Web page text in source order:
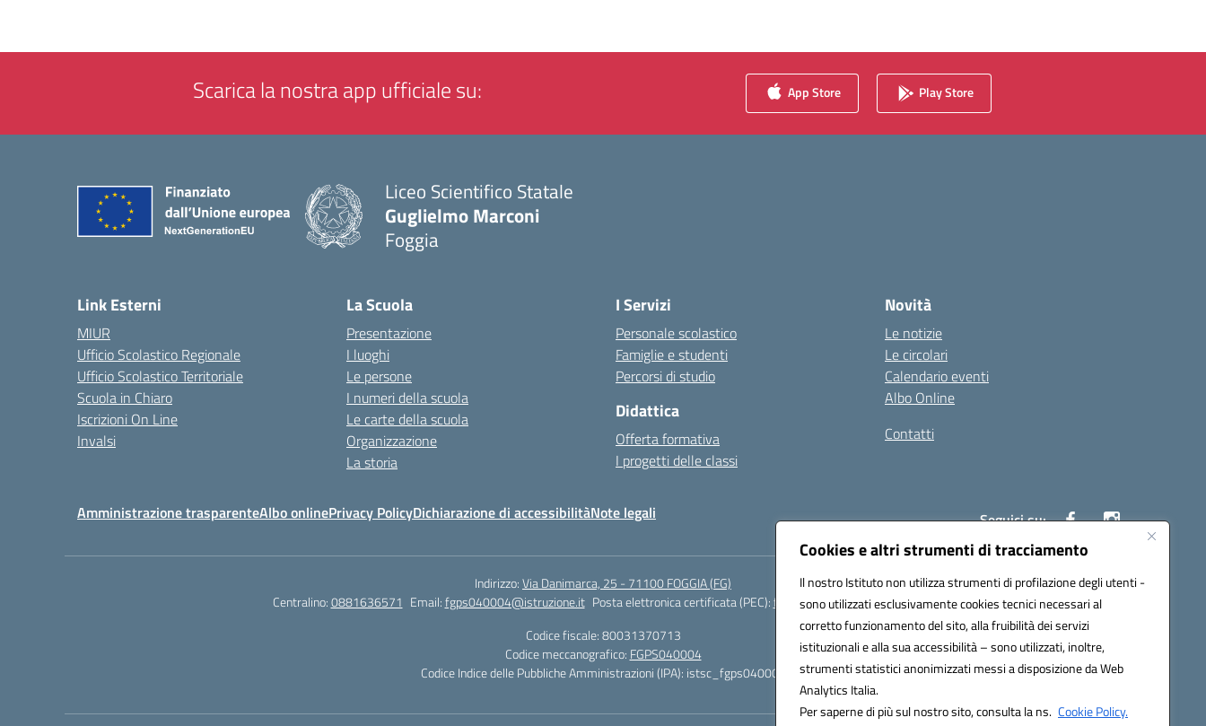
Cookies e altri strumenti di tracciamento
Il nostro Istituto non utilizza strumenti di profilazione degli utenti -
sono utilizzati esclusivamente cookies tecnici necessari al
corretto funzionamento del sito, alla fruibilità dei servizi
istituzionali e alla sua accessibilità – sono utilizzati, inoltre,
strumenti statistici anonimizzati messi a disposizione da Web
Analytics Italia.
Per saperne di più sul nostro sito, consulta la ns. Cookie Policy.
Scarica la nostra app ufficiale su: App Store Play Store
Liceo Scientifico Statale
Guglielmo Marconi
Foggia
Link Esterni
MIUR
Ufficio Scolastico Regionale
Ufficio Scolastico Territoriale
Scuola in Chiaro
Iscrizioni On Line
Invalsi
La Scuola
Presentazione
I luoghi
Le persone
I numeri della scuola
Le carte della scuola
Organizzazione
La storia
I Servizi
Personale scolastico
Famiglie e studenti
Percorsi di studio
Didattica
Offerta formativa
I progetti delle classi
Novità
Le notizie
Le circolari
Calendario eventi
Albo Online
Contatti
Amministrazione trasparenteAlbo onlinePrivacy PolicyDichiarazione di accessibilitàNote legali Seguici su:
Indirizzo:Via Danimarca, 25 - 71100 FOGGIA (FG)
Centralino:0881636571 Email:fgps040004@istruzione.it Posta elettronica certificata (PEC):fgps040004@pec.istruzione.it
Codice fiscale: 80031370713
Codice meccanografico: FGPS040004
Codice Indice delle Pubbliche Amministrazioni (IPA): istsc_fgps040004